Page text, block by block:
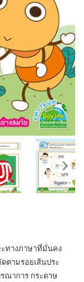
ะทางภาษาที่มั่นคง
ตามรอยเส้นประ
ณาการ กระดาษ